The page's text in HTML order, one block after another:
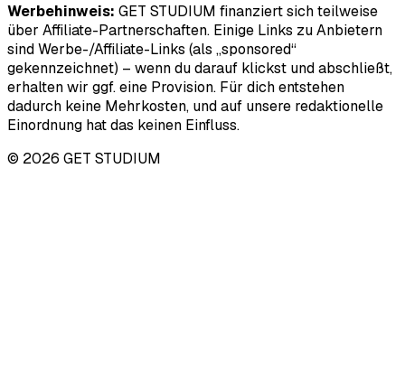
Werbehinweis: GET STUDIUM finanziert sich teilweise
über Affiliate-Partnerschaften. Einige Links zu Anbietern
sind Werbe-/Affiliate-Links (als „sponsored“
gekennzeichnet) – wenn du darauf klickst und abschließt,
erhalten wir ggf. eine Provision. Für dich entstehen
dadurch keine Mehrkosten, und auf unsere redaktionelle
Einordnung hat das keinen Einfluss.
© 2026 GET STUDIUM